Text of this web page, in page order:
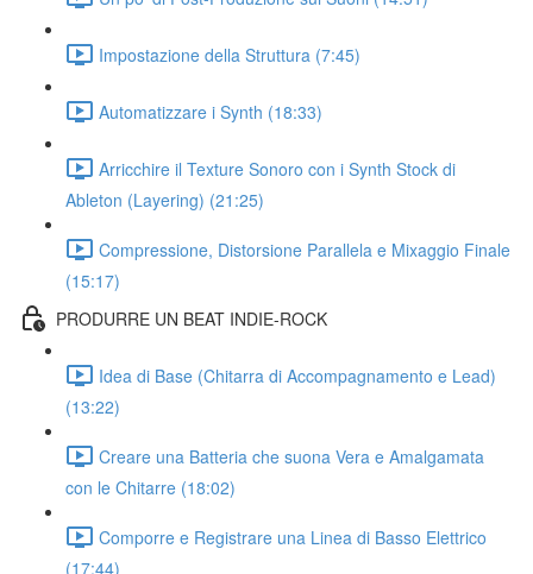
Impostazione della Struttura (7:45)
Automatizzare i Synth (18:33)
Arricchire il Texture Sonoro con i Synth Stock di
Ableton (Layering) (21:25)
Compressione, Distorsione Parallela e Mixaggio Finale
(15:17)
PRODURRE UN BEAT INDIE-ROCK
Idea di Base (Chitarra di Accompagnamento e Lead)
(13:22)
Creare una Batteria che suona Vera e Amalgamata
con le Chitarre (18:02)
Comporre e Registrare una Linea di Basso Elettrico
(17:44)